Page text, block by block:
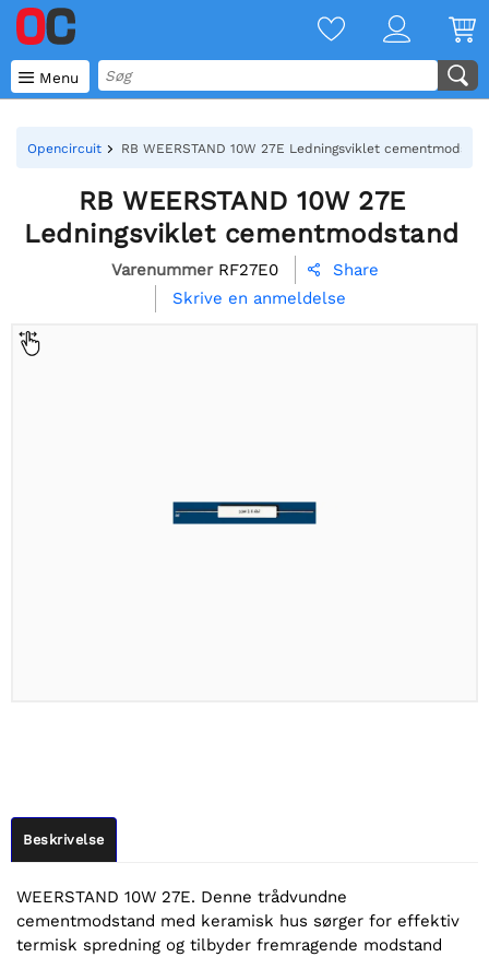
 Menu
Opencircuit RB WEERSTAND 10W 27E Ledningsviklet
RB WEERSTAND 10W 27E
Ledningsviklet cementmodstand
Varenummer RF27E0 
Share
Skrive en anmeldelse
Beskrivelse
WEERSTAND 10W 27E. Denne trådvundne
cementmodstand med keramisk hus sørger for effektiv
termisk spredning og tilbyder fremragende modstand